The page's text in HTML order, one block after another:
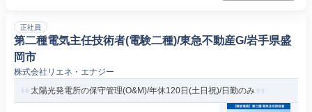
正社員
第二種電気主任技術者(電験二種)/東急不動産G/岩手県盛
岡市
株式会社リエネ・エナジー
太陽光発電所の保守管理(O&M)/年休120日(土日祝)/日勤のみ